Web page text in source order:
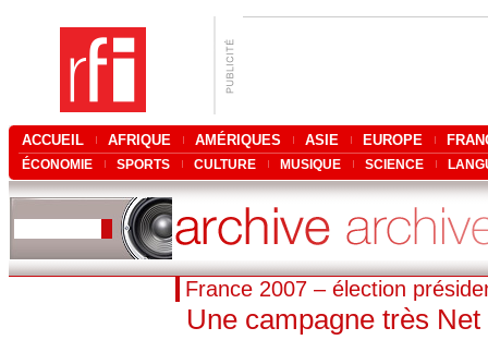
ACCUEIL AFRIQUE AMÉRIQUES ASIE EUROPE
ÉCONOMIE SPORTS CULTURE MUSIQUE SCIENCE
France 2007 – élection
Une campagne très Net